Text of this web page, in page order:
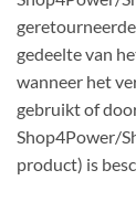
gedeelte van
wanneer het
gebruikt of
Shop4Power/
product) is